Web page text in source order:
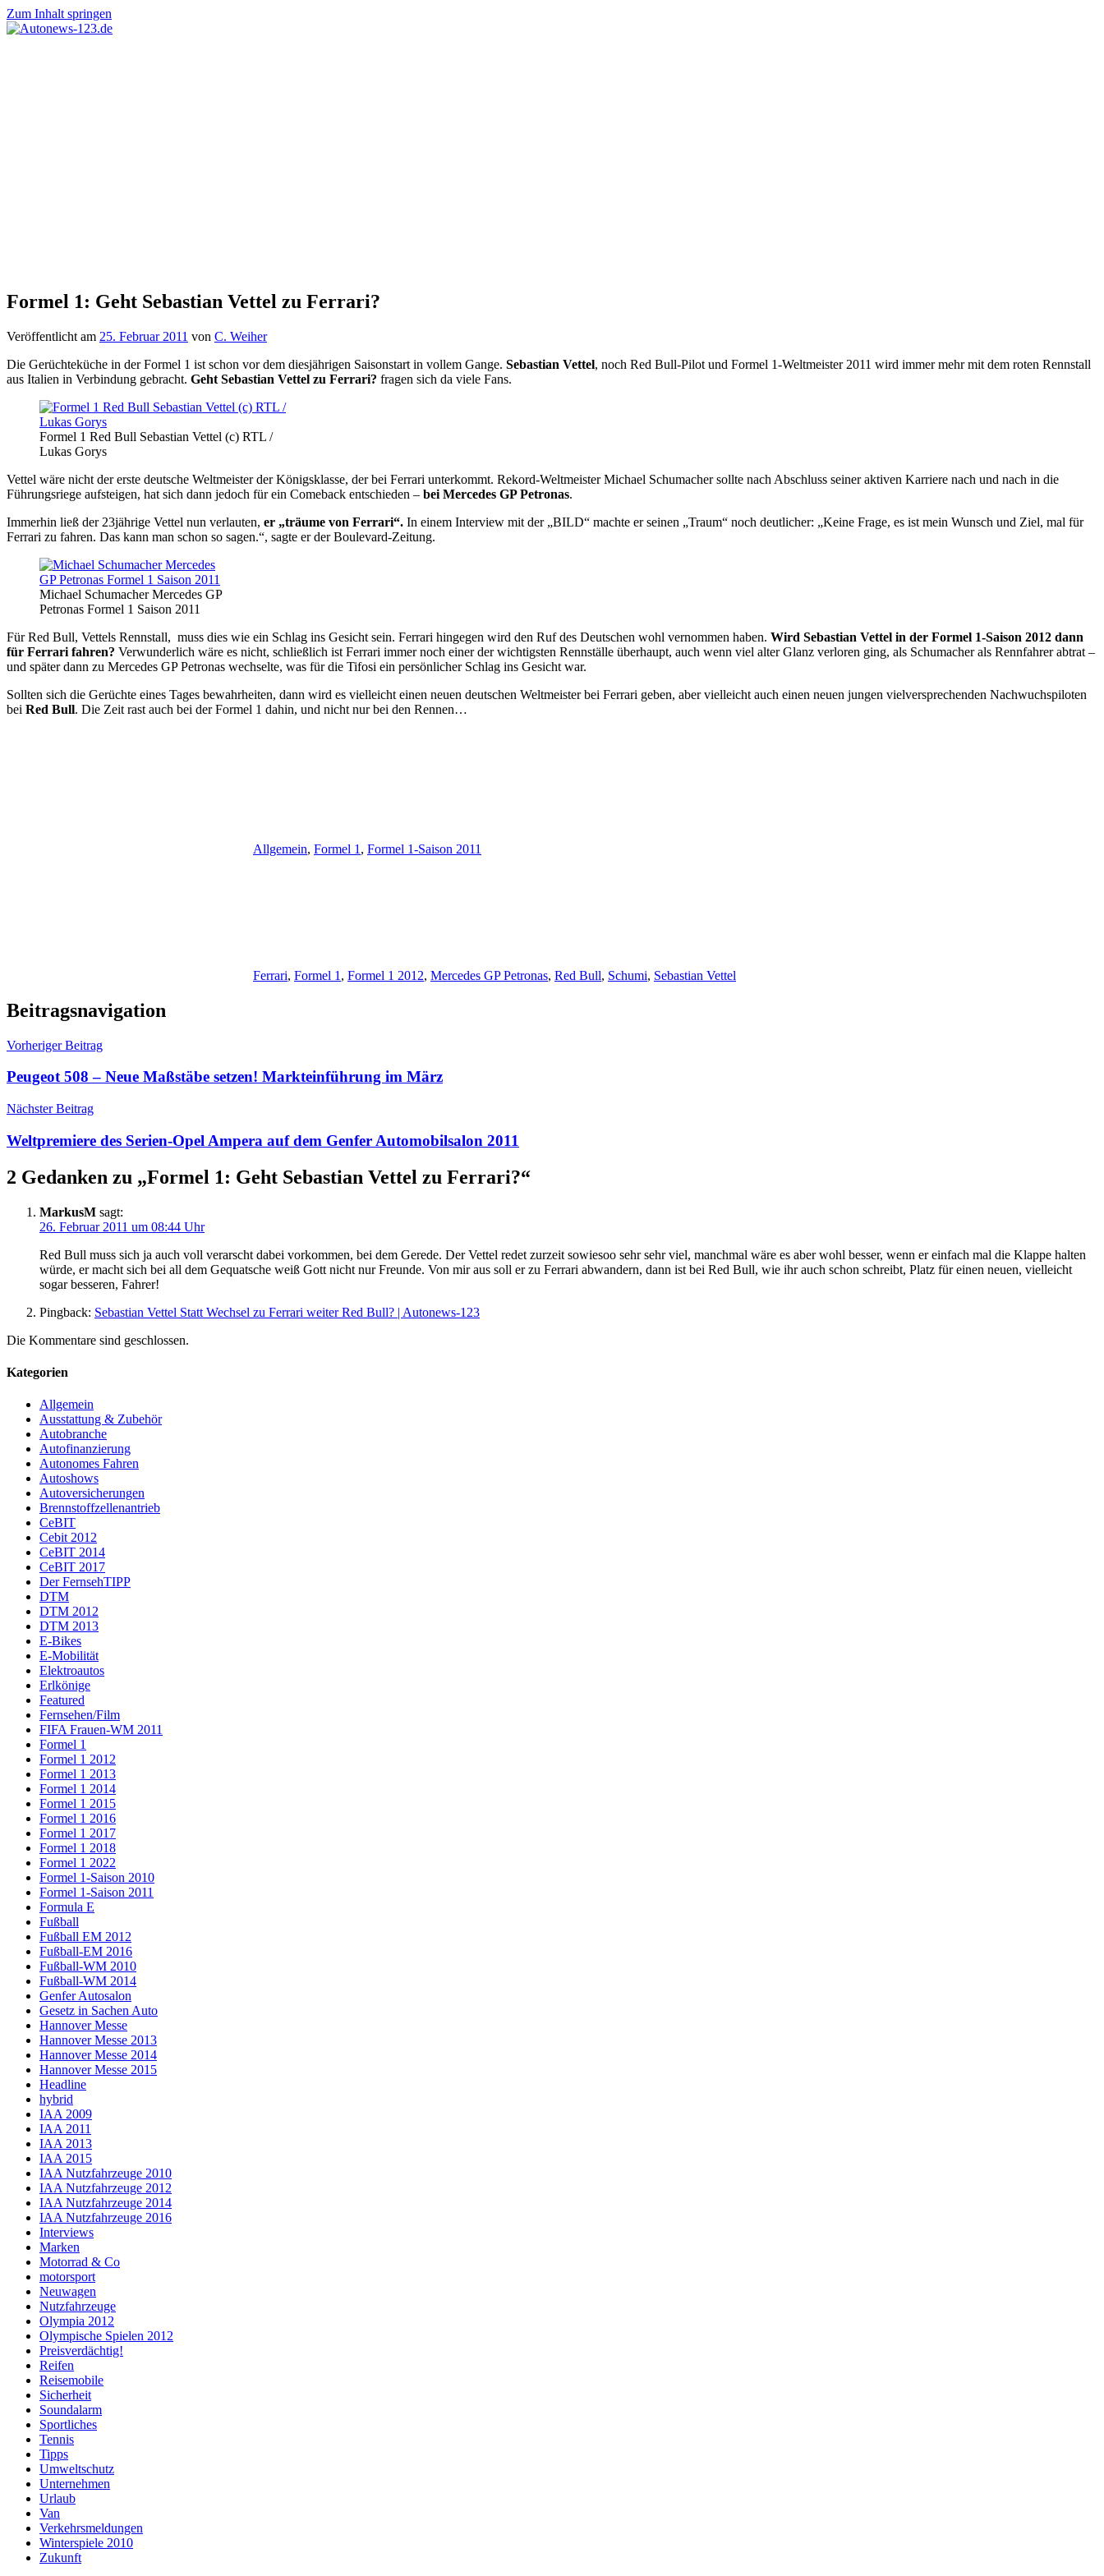
Zum Inhalt springen
Formel 1: Geht Sebastian Vettel zu Ferrari?
Veröffentlicht am 25. Februar 2011 von C. Weiher
Die Gerüchteküche in der Formel 1 ist schon vor dem diesjährigen Saisonstart in vollem Gange. Sebastian Vettel, noch Red Bull-Pilot und Formel 1-Weltmeister 2011 wird immer mehr mit dem roten Rennstall
aus Italien in Verbindung gebracht. Geht Sebastian Vettel zu Ferrari? fragen sich da viele Fans.
Formel 1 Red Bull Sebastian Vettel (c) RTL /
Lukas Gorys
Vettel wäre nicht der erste deutsche Weltmeister der Königsklasse, der bei Ferrari unterkommt. Rekord-Weltmeister Michael Schumacher sollte nach Abschluss seiner aktiven Karriere nach und nach in die
Führungsriege aufsteigen, hat sich dann jedoch für ein Comeback entschieden – bei Mercedes GP Petronas.
Immerhin ließ der 23jährige Vettel nun verlauten, er „träume von Ferrari“. In einem Interview mit der „BILD“ machte er seinen „Traum“ noch deutlicher: „Keine Frage, es ist mein Wunsch und Ziel, mal für
Ferrari zu fahren. Das kann man schon so sagen.“, sagte er der Boulevard-Zeitung.
Michael Schumacher Mercedes GP
Petronas Formel 1 Saison 2011
Für Red Bull, Vettels Rennstall, muss dies wie ein Schlag ins Gesicht sein. Ferrari hingegen wird den Ruf des Deutschen wohl vernommen haben. Wird Sebastian Vettel in der Formel 1-Saison 2012 dann
für Ferrari fahren? Verwunderlich wäre es nicht, schließlich ist Ferrari immer noch einer der wichtigsten Rennställe überhaupt, auch wenn viel alter Glanz verloren ging, als Schumacher als Rennfahrer abtrat –
und später dann zu Mercedes GP Petronas wechselte, was für die Tifosi ein persönlicher Schlag ins Gesicht war.
Sollten sich die Gerüchte eines Tages bewahrheiten, dann wird es vielleicht einen neuen deutschen Weltmeister bei Ferrari geben, aber vielleicht auch einen neuen jungen vielversprechenden Nachwuchspiloten
bei Red Bull. Die Zeit rast auch bei der Formel 1 dahin, und nicht nur bei den Rennen…
Allgemein, Formel 1 , Formel 1-Saison 2011
Ferrari, Formel 1 , Formel 1 2012, Mercedes GP Petronas, Red Bull, Schumi, Sebastian Vettel
Beitragsnavigation
Vorheriger Beitrag
Peugeot 508 – Neue Maßstäbe setzen! Markteinführung im März
Nächster Beitrag
Weltpremiere des Serien-Opel Ampera auf dem Genfer Automobilsalon 2011
2 Gedanken zu „Formel 1: Geht Sebastian Vettel zu Ferrari?“
MarkusM sagt:
26. Februar 2011 um 08:44 Uhr
Red Bull muss sich ja auch voll verarscht dabei vorkommen, bei dem Gerede. Der Vettel redet zurzeit sowiesoo sehr sehr viel, manchmal wäre es aber wohl besser, wenn er einfach mal die Klappe halten
würde, er macht sich bei all dem Gequatsche weiß Gott nicht nur Freunde. Von mir aus soll er zu Ferrari abwandern, dann ist bei Red Bull, wie ihr auch schon schreibt, Platz für einen neuen, vielleicht
sogar besseren, Fahrer!
Pingback: Sebastian Vettel Statt Wechsel zu Ferrari weiter Red Bull? | Autonews-123
Die Kommentare sind geschlossen.
Kategorien
Allgemein
Ausstattung & Zubehör
Autobranche
Autofinanzierung
Autonomes Fahren
Autoshows
Autoversicherungen
Brennstoffzellenantrieb
CeBIT
Cebit 2012
CeBIT 2014
CeBIT 2017
Der FernsehTIPP
DTM
DTM 2012
DTM 2013
E-Bikes
E-Mobilität
Elektroautos
Erlkönige
Featured
Fernsehen/Film
FIFA Frauen-WM 2011
Formel 1
Formel 1 2012
Formel 1 2013
Formel 1 2014
Formel 1 2015
Formel 1 2016
Formel 1 2017
Formel 1 2018
Formel 1 2022
Formel 1-Saison 2010
Formel 1-Saison 2011
Formula E
Fußball
Fußball EM 2012
Fußball-EM 2016
Fußball-WM 2010
Fußball-WM 2014
Genfer Autosalon
Gesetz in Sachen Auto
Hannover Messe
Hannover Messe 2013
Hannover Messe 2014
Hannover Messe 2015
Headline
hybrid
IAA 2009
IAA 2011
IAA 2013
IAA 2015
IAA Nutzfahrzeuge 2010
IAA Nutzfahrzeuge 2012
IAA Nutzfahrzeuge 2014
IAA Nutzfahrzeuge 2016
Interviews
Marken
Motorrad & Co
motorsport
Neuwagen
Nutzfahrzeuge
Olympia 2012
Olympische Spielen 2012
Preisverdächtig!
Reifen
Reisemobile
Sicherheit
Soundalarm
Sportliches
Tennis
Tipps
Umweltschutz
Unternehmen
Urlaub
Van
Verkehrsmeldungen
Winterspiele 2010
Zukunft